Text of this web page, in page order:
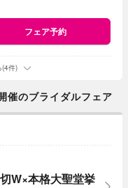
フェア予約
(4件)
のブライダルフェア
W×本格大聖堂挙